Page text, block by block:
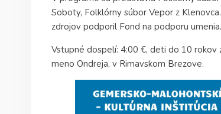
Soboty, Folklórny súbor Vepor z
zdrojov podporil Fond na podporu umenia.
Vstupné dospelí: 4:00 €, deti do 10
meno Ondreja, v Rimavskom Brezove.